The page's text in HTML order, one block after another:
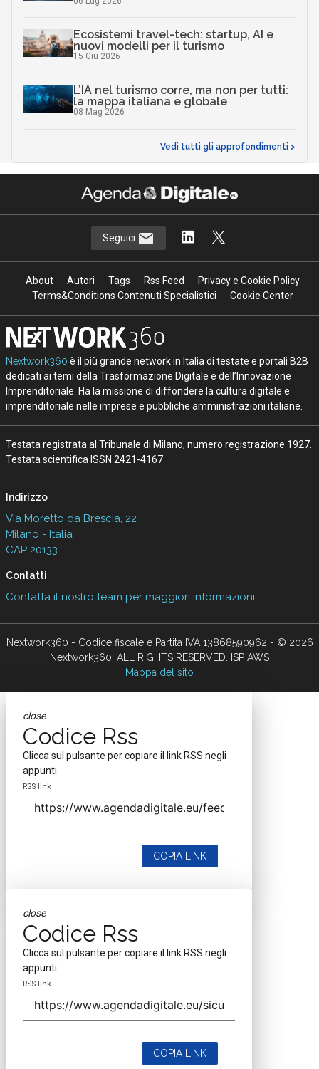
Ecosistemi travel-tech: startup, AI e
nuovi modelli per il turismo
15 Giu 2026
L’IA nel turismo corre, ma non per tutti:
la mappa italiana e globale
08 Mag 2026
Vedi tutti gli approfondimenti >
Seguici
About Autori Tags Rss Feed
Privacy e Cookie Policy
Terms&Conditions Contenuti Specialistici
Cookie Center
Nextwork360 è il più grande network in Italia di testate e portali B2B
dedicati ai temi della Trasformazione Digitale e dell’Innovazione
Imprenditoriale. Ha la missione di diffondere la cultura digitale e
imprenditoriale nelle imprese e pubbliche amministrazioni italiane.
Testata registrata al Tribunale di Milano, numero registrazione 1927.
Testata scientifica ISSN 2421-4167
Indirizzo
Via Moretto da Brescia, 22
Milano - Italia
CAP 20133
Contatti
Contatta il nostro team per maggiori informazioni
Nextwork360 - Codice fiscale e Partita IVA 13868590962 - © 2026
Nextwork360. ALL RIGHTS RESERVED. ISP AWS
Mappa del sito
close
Codice Rss
Clicca sul pulsante per copiare il link RSS negli
appunti.
RSS link
COPIA LINK
close
Codice Rss
Clicca sul pulsante per copiare il link RSS negli
appunti.
RSS link
COPIA LINK